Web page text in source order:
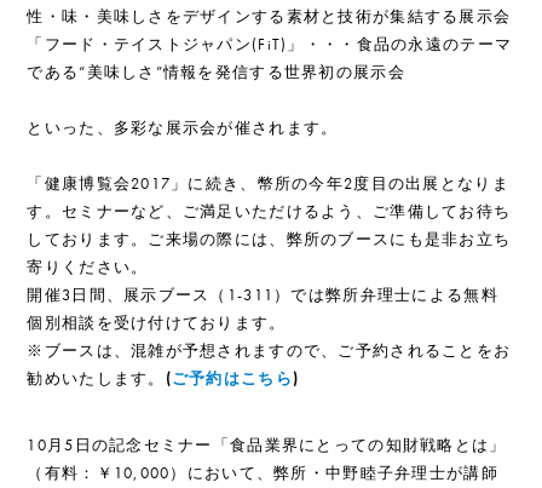
性・味・美味しさをデザインする素材と技術が集結する展示会
「フード・テイストジャパン(FiT)」・・・食品の永遠のテーマ
である“美味しさ”情報を発信する世界初の展示会
といった、多彩な展示会が催されます。
「健康博覧会2017」に続き、幣所の今年2度目の出展となりま
す。セミナーなど、ご満足いただけるよう、ご準備してお待ち
しております。ご来場の際には、弊所のブースにも是非お立ち
寄りください。
開催3日間、展示ブース（1-311）では弊所弁理士による無料
個別相談を受け付けております。
※ブースは、混雑が予想されますので、ご予約されることをお
勧めいたします。 (ご予約はこちら)
10月5日の記念セミナー「食品業界にとっての知財戦略とは」
（有料：￥10,000）において、弊所・中野睦子弁理士が講師